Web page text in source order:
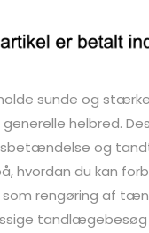
sunde og
helbred.
og
hvordan du kan
rengøring af